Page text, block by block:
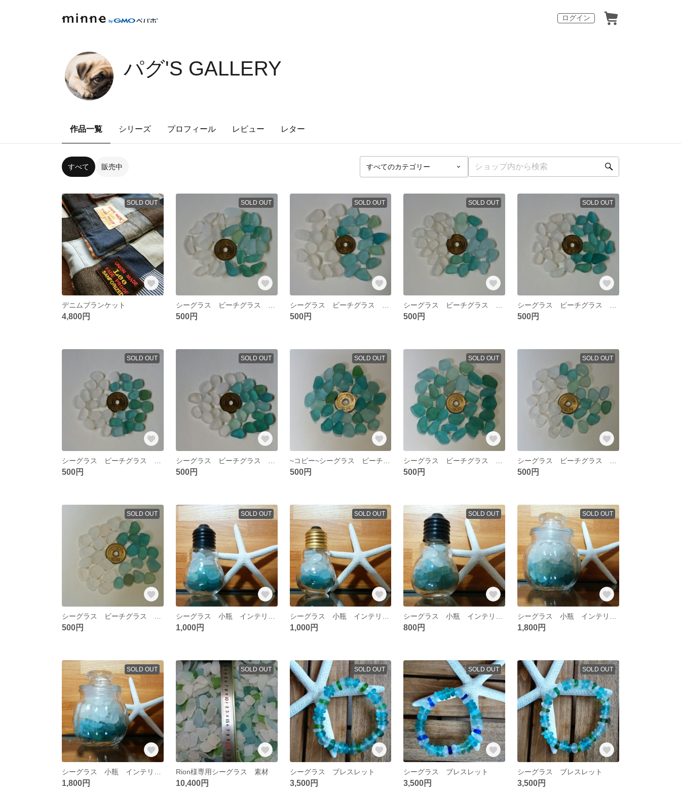
ログイン
パグ'S GALLERY
作品一覧 シリーズ プロフィール レビュー レター
すべて 販売中
SOLD OUT
デニムブランケット
4,800円
SOLD OUT
500円
SOLD OUT
500円
SOLD OUT
500円
SOLD OUT
500円
SOLD OUT
500円
SOLD OUT
500円
SOLD OUT
500円
SOLD OUT
500円
SOLD OUT
500円
SOLD OUT
500円
SOLD OUT
1,000円
SOLD OUT
1,000円
SOLD OUT
800円
SOLD OUT
1,800円
SOLD OUT
1,800円
SOLD OUT
Rion様専用シーグラス 素材
10,400円
SOLD OUT
シーグラス ブレスレット
3,500円
SOLD OUT
シーグラス ブレスレット
3,500円
SOLD OUT
シーグラス ブレスレット
3,500円